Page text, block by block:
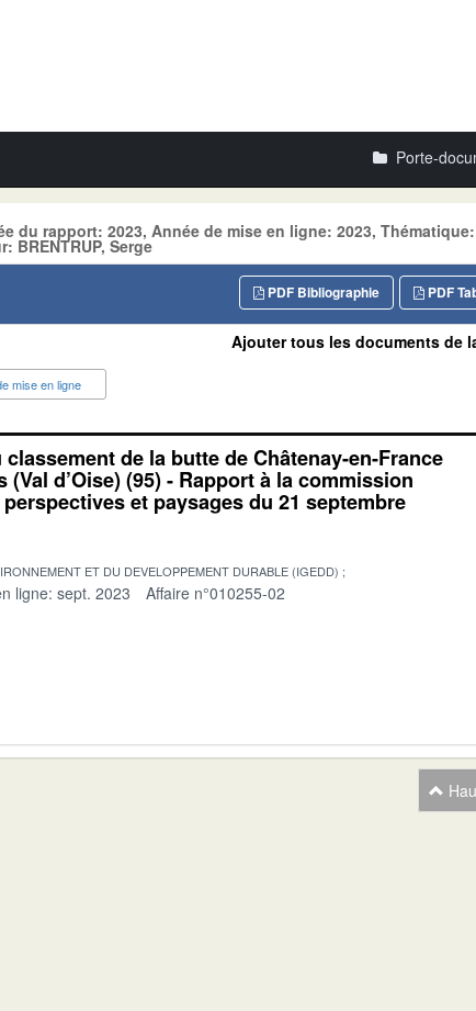
Porte-
du rapport: 2023, Année de mise en ligne: 2023, Thématique:
BRENTRUP, Serge
PDF
PDF Bibliographie
mise en ligne
Ajouter tous les documents de
de la butte de Châtenay-en-France
(Val d’Oise) (95) - Rapport à la commission
et paysages du 21 septembre
ET DU DEVELOPPEMENT DURABLE (IGEDD)
ligne: sept. 2023 Affaire n°010255-02